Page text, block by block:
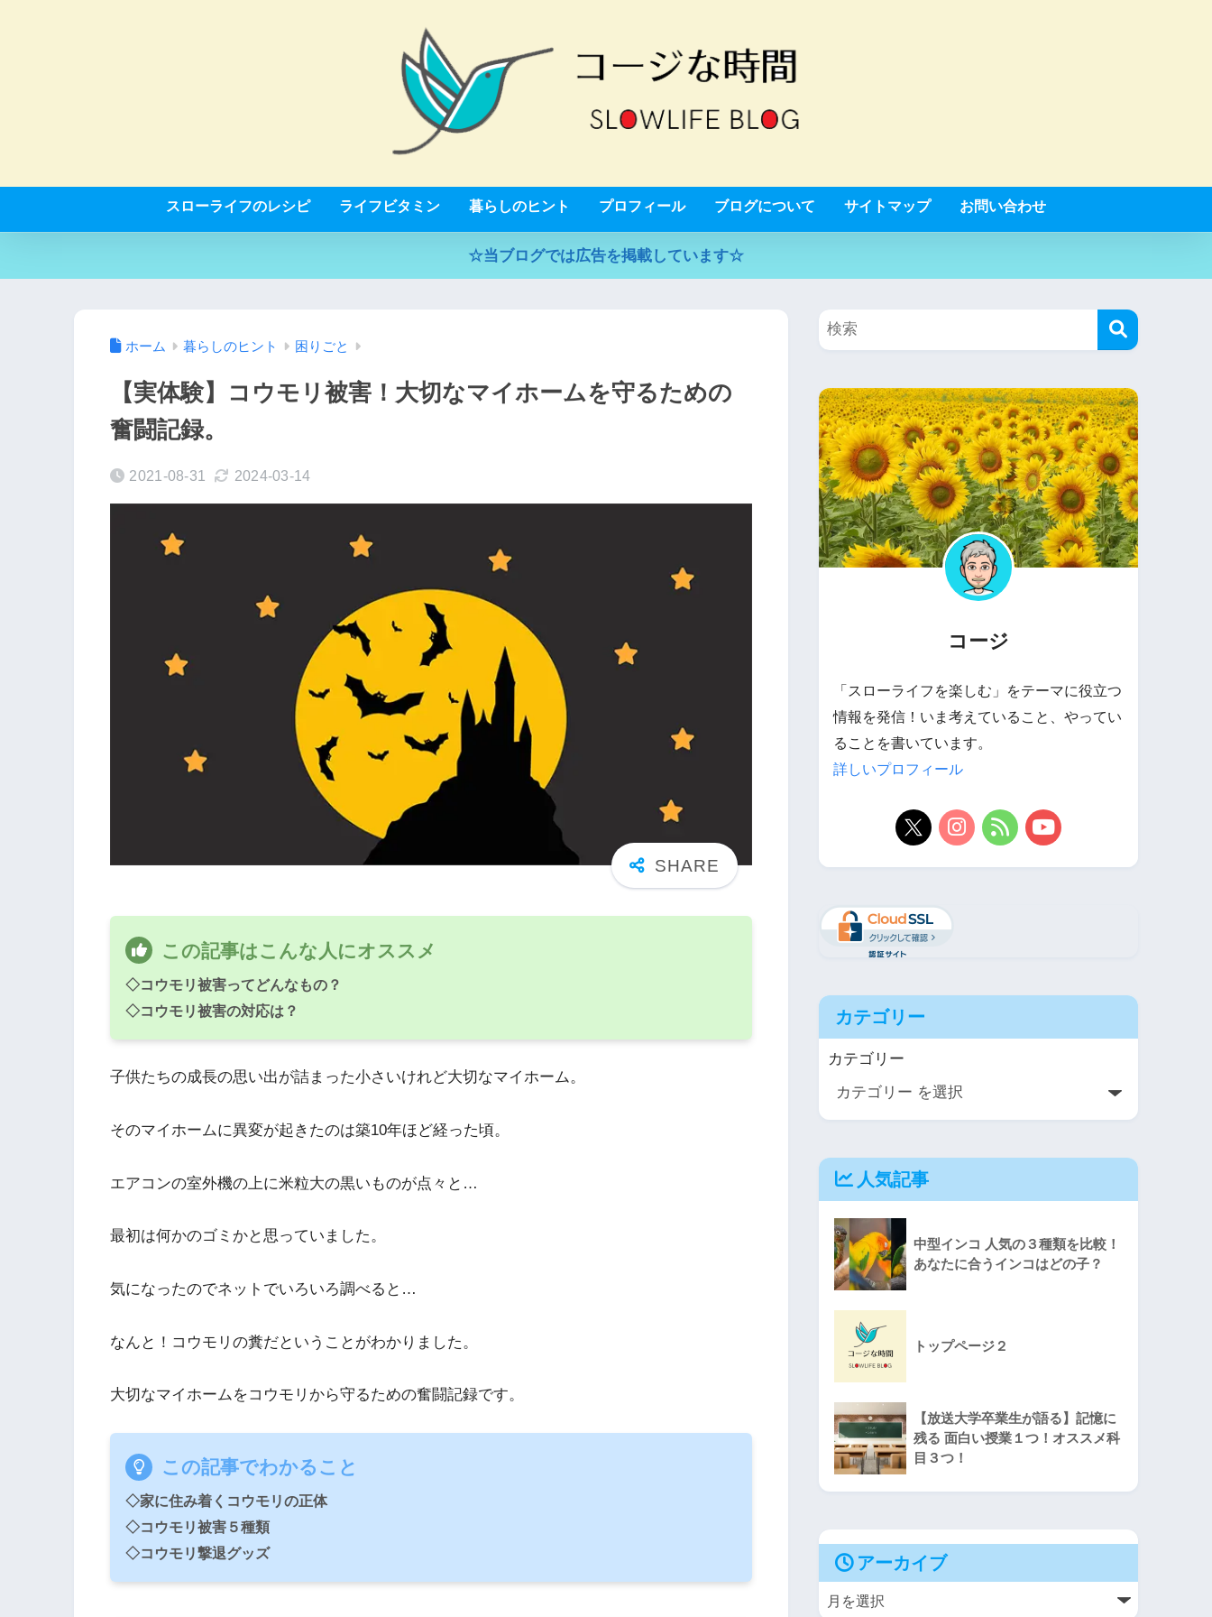
スローライフのレシピ ライフビタミン 暮らしのヒント プロフィール ブログについて サイトマップ お問い合わせ
☆当ブログでは広告を掲載しています☆
ホーム 暮らしのヒント 困りごと
【実体験】コウモリ被害！大切なマイホームを守るための
奮闘記録。
2021-08-31 2024-03-14
この記事はこんな人にオススメ
◇コウモリ被害ってどんなもの？
◇コウモリ被害の対応は？
子供たちの成長の思い出が詰まった小さいけれど大切なマイホーム。
そのマイホームに異変が起きたのは築10年ほど経った頃。
エアコンの室外機の上に米粒大の黒いものが点々と…
最初は何かのゴミかと思っていました。
気になったのでネットでいろいろ調べると…
なんと！コウモリの糞だということがわかりました。
大切なマイホームをコウモリから守るための奮闘記録です。
この記事でわかること
◇家に住み着くコウモリの正体
◇コウモリ被害５種類
◇コウモリ撃退グッズ
コージ
「スローライフを楽しむ」をテーマに役立つ
情報を発信！いま考えていること、やってい
ることを書いています。
詳しいプロフィール
カテゴリー
カテゴリー
人気記事
中型インコ 人気の３種類を比較！
あなたに合うインコはどの子？
トップページ２
【放送大学卒業生が語る】記憶に
残る 面白い授業１つ！オススメ科
目３つ！
アーカイブ